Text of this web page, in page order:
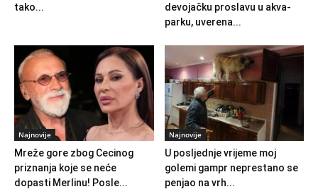
tako...
devojačku proslavu u akva-
parku, uverena...
Najnovije
Mreže gore zbog Cecinog
priznanja koje se neće
dopasti Merlinu! Posle...
Najnovije
U posljednje vrijeme moj
golemi gampr neprestano se
penjao na vrh...